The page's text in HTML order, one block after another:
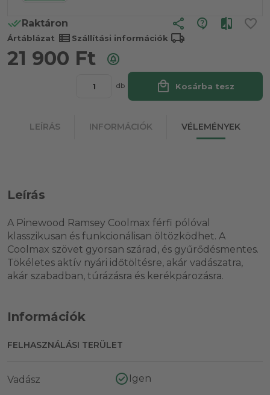
Raktáron share
Ártáblázat view_list Szállítási információk local_shipping
21 900 Ft
db local_mall Kosárba tesz
LEÍRÁS INFORMÁCIÓK VÉLEMÉNYEK
Leírás
A Pinewood Ramsey Coolmax férfi pólóval
klasszikusan és funkcionálisan öltözködhet. A
Coolmax szövet gyorsan szárad, és gyűrődésmentes.
Tökéletes aktív nyári időtöltésre, akár vadászatra,
akár szabadban, túrázásra és kerékpározásra.
Információk
FELHASZNÁLÁSI TERÜLET
Vadász Igen